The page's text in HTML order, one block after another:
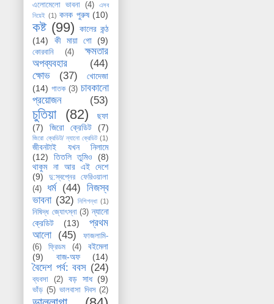
এলোমেলো ভাবনা (4)
এসব
নিয়েই (1) কনক পুরুষ (10)
কষ্ট (99) কালের কন্ঠ
(14)
কী মায়া গো (9)
কোরবানি (4)
ক্ষমতার
অপব্যবহার
(44)
ক্ষোভ
(37)
খোদেজা
(14) গাতক (3) চাবকানো
প্রয়োজন
(53)
চুতিয়া (82)
ছফা
(7)
জিরো ক্রেডিট (7)
জিরো ক্রেডিট/ ন্যানো ক্রেডিট (1)
জীবনটাই যখন নিলামে
(12)
তিতলি তুমিও
(8)
থাকুম না আর এই দেশে
(9)
দু:স্বপ্নের ফেরিওয়ালা
(4)
ধর্ম (44) নিজস্ব
ভাবনা (32) নিশিগন্ধা (1)
নিষিদ্ধ জ্যোৎস্না (3) ন্যানো
ক্রেডিট
(13)
প্রথম
আলো
(45)
ফাজলামি-
(6)
ফ্রিডম (4)
বইমেলা
(9)
বাজ-অফ (14)
বৈদেশ পর্ব: ববস (24)
ব্যবসা (2) বড় সাধ (9)
ভাঁড় (5) ভালবাসা দিবস (2)